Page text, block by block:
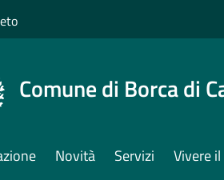
Comune di Borca di
Novità Servizi Vivere